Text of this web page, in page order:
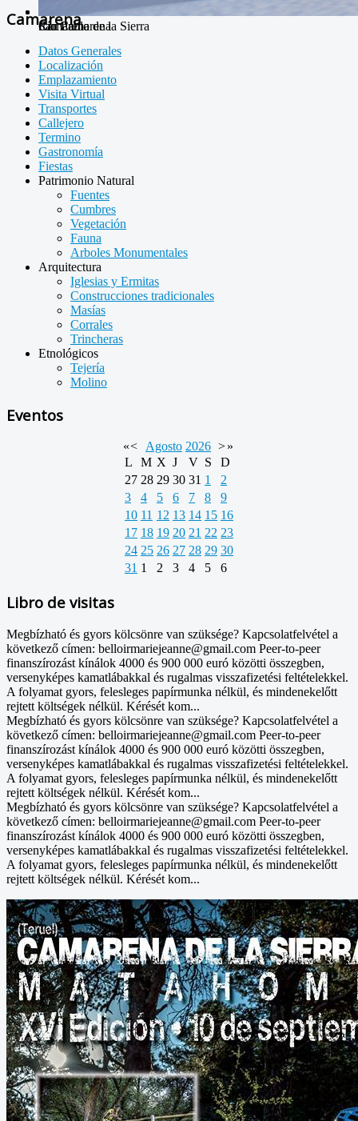
Río Camarena
Camarena de la Sierra
San Pablo
Camarena
Datos Generales
Localización
Emplazamiento
Visita Virtual
Transportes
Callejero
Termino
Gastronomía
Fiestas
Patrimonio Natural
Fuentes
Cumbres
Vegetación
Fauna
Arboles Monumentales
Arquitectura
Iglesias y Ermitas
Construcciones tradicionales
Masías
Corrales
Trincheras
Etnológicos
Tejería
Molino
Eventos
«< Agosto 2026 >»
L
M X J V S
D
27 28 29 30 31 1
2
3
4 5 6 7 8
9
10 11 12 13 14 15 16
17 18 19 20 21 22 23
24 25 26 27 28 29 30
31 1 2 3 4 5 6
Libro de visitas
Megbízható és gyors kölcsönre van szüksége? Kapcsolatfelvétel a
következő címen: belloirmariejeanne@gmail.com Peer-to-peer
finanszírozást kínálok 4000 és 900 000 euró közötti összegben,
versenyképes kamatlábakkal és rugalmas visszafizetési feltételekkel.
A folyamat gyors, felesleges papírmunka nélkül, és mindenekelőtt
rejtett költségek nélkül. Kérését kom...
Megbízható és gyors kölcsönre van szüksége? Kapcsolatfelvétel a
következő címen: belloirmariejeanne@gmail.com Peer-to-peer
finanszírozást kínálok 4000 és 900 000 euró közötti összegben,
versenyképes kamatlábakkal és rugalmas visszafizetési feltételekkel.
A folyamat gyors, felesleges papírmunka nélkül, és mindenekelőtt
rejtett költségek nélkül. Kérését kom...
Megbízható és gyors kölcsönre van szüksége? Kapcsolatfelvétel a
következő címen: belloirmariejeanne@gmail.com Peer-to-peer
finanszírozást kínálok 4000 és 900 000 euró közötti összegben,
versenyképes kamatlábakkal és rugalmas visszafizetési feltételekkel.
A folyamat gyors, felesleges papírmunka nélkül, és mindenekelőtt
rejtett költségek nélkül. Kérését kom...